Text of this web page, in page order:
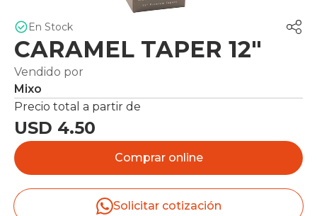
En Stock
CARAMEL TAPER 12"
Vendido por
Mixo
Precio total a partir de
USD 4.50
Comprar online
Solicitar cotización